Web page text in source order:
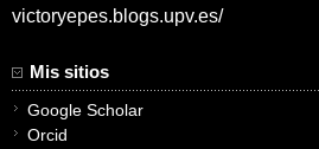
victoryepes.blogs.upv.es/
Mis sitios
Google Scholar
Orcid